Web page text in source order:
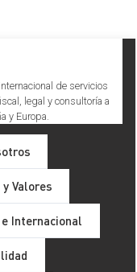
de servicios
legal y consultoría a
y Europa.
Valores
Internacionalen